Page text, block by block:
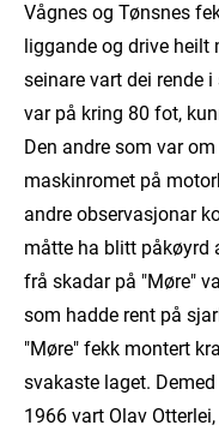
Vågnes og Tønsnes
liggande og drive
seinare vart dei rende
var på kring 80 fot,
Den andre som var
maskinromet på
andre observasjonar
måtte ha blitt påkøyrd
frå skadar på "Møre"
som hadde rent på
"Møre" fekk montert
svakaste laget.
1966 vart Olav